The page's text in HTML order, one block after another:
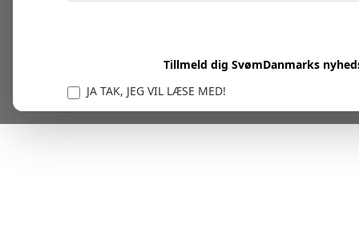
Tillmeld dig SvømDanmarks
JA TAK, JEG VIL LÆSE MED!